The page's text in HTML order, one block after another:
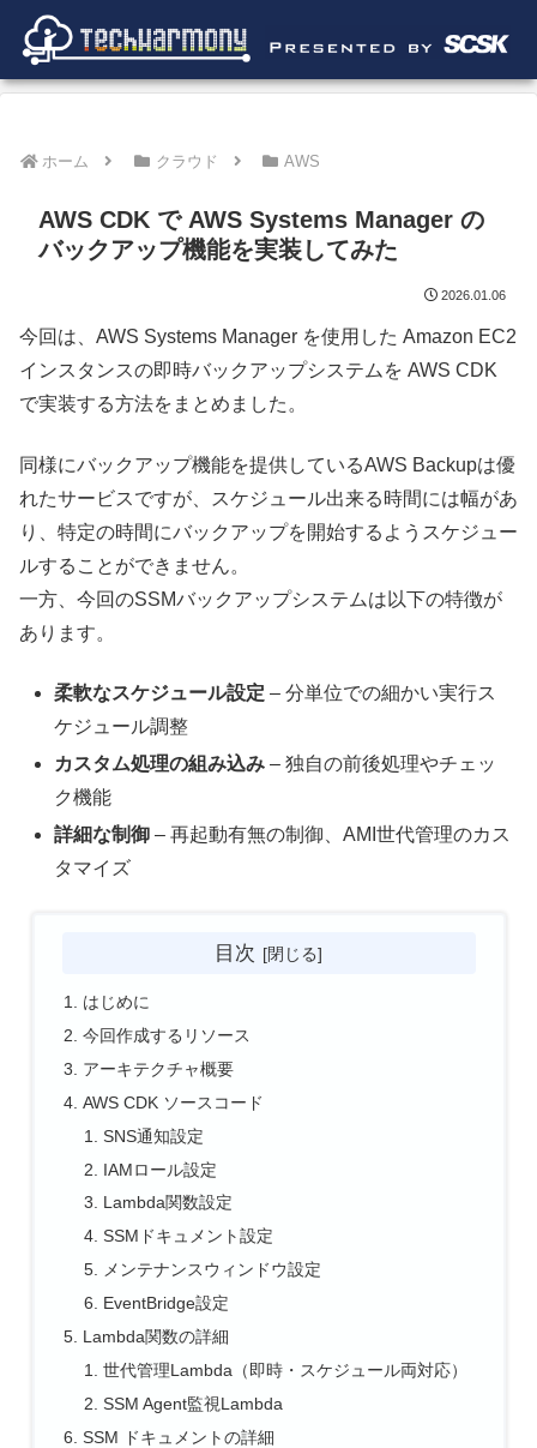
ホーム クラウド AWS
AWS CDK で AWS Systems Manager の
バックアップ機能を実装してみた
2026.01.06
今回は、AWS Systems Manager を使用した Amazon EC2
インスタンスの即時バックアップシステムを AWS CDK
で実装する方法をまとめました。
同様にバックアップ機能を提供しているAWS Backupは優
れたサービスですが、スケジュール出来る時間には幅があ
り、特定の時間にバックアップを開始するようスケジュー
ルすることができません。
一方、今回のSSMバックアップシステムは以下の特徴が
あります。
柔軟なスケジュール設定 – 分単位での細かい実行ス
ケジュール調整
カスタム処理の組み込み – 独自の前後処理やチェッ
ク機能
詳細な制御 – 再起動有無の制御、AMI世代管理のカス
タマイズ
目次
はじめに
今回作成するリソース
アーキテクチャ概要
AWS CDK ソースコード
SNS通知設定
IAMロール設定
Lambda関数設定
SSMドキュメント設定
メンテナンスウィンドウ設定
EventBridge設定
Lambda関数の詳細
世代管理Lambda（即時・スケジュール両対応）
SSM Agent監視Lambda
SSM ドキュメントの詳細